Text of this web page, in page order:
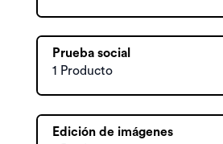
Prueba social
1 Producto
Edición de imágenes